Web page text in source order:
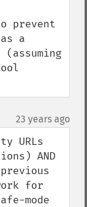
prevent
a
23 years ago
URLs
AND
for
mode